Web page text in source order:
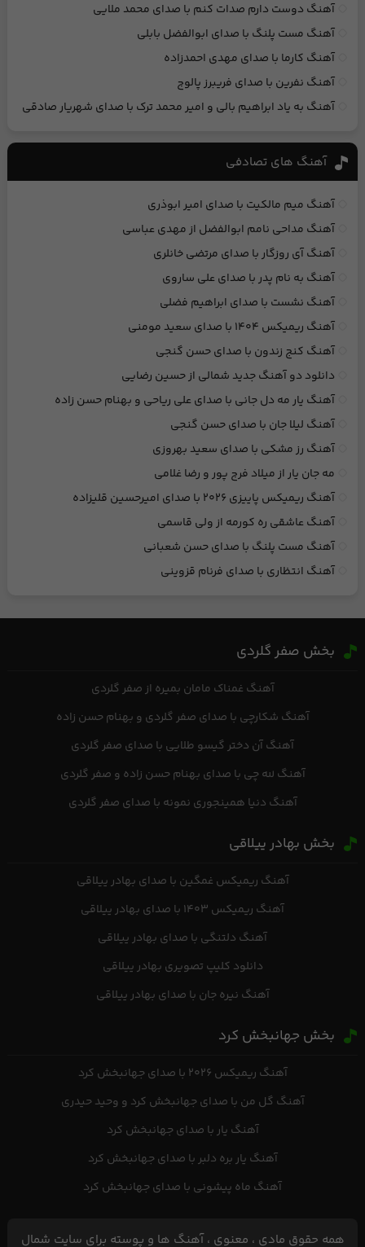
آهنگ دوست دارم صدات کنم با صدای محمد ملایی
آهنگ مست پلنگ با صدای ابوالفضل بابلی
آهنگ کارما با صدای مهدی احمدزاده
آهنگ نفرین با صدای فریبرز پالوج
آهنگ به یاد ابراهیم بالی و امیر محمد ترک با صدای شهریار صادقی
آهنگ های تصادفی
آهنگ میم‌ مالکیت با صدای امیر ابوذری
آهنگ مداحی نامم ابوالفضل از مهدی عباسی
آهنگ آی روزگار با صدای مرتضی خانلری
آهنگ به نام پدر با صدای علی ساروی
آهنگ نشست با صدای ابراهیم فضلی
آهنگ ریمیکس ۱۴۰۴ با صدای سعید مومنی
آهنگ کنج زندون با صدای حسن گنجی
دانلود دو آهنگ جدید شمالی از حسین رضایی
آهنگ یار مه دل جانی با صدای علی ریاحی و بهنام حسن زاده
آهنگ لیلا جان با صدای حسن گنجی
آهنگ رز مشکی با صدای سعید بهروزی
مه جان یار از میلاد فرج پور و رضا غلامی
آهنگ ریمیکس پاییزی ۲۰۲۶ با صدای امیرحسین قلیزاده
آهنگ عاشقی ره کورمه از ولی قاسمی
آهنگ مست پلنگ با صدای حسن شعبانی
آهنگ انتظاری با صدای فرنام قزوینی
بخش صفر گلردی
آهنگ غمناک مامان بمیره از صفر گلردی
آهنگ شکارچی با صدای صفر گلردی و بهنام حسن زاده
آهنگ آن دختر گیسو طلایی با صدای صفر گلردی
آهنگ لله چی با صدای بهنام حسن زاده و صفر گلردی
آهنگ دنیا همینجوری نمونه با صدای صفر گلردی
بخش بهادر ییلاقی
آهنگ ریمیکس غمگین با صدای بهادر ییلاقی
آهنگ ریمیکس ۱۴۰۳ با صدای بهادر ییلاقی
آهنگ دلتنگی با صدای بهادر ییلاقی
دانلود کلیپ تصویری بهادر ییلاقی
آهنگ نیره جان با صدای بهادر ییلاقی
بخش جهانبخش کرد
آهنگ ریمیکس ۲۰۲۶ با صدای جهانبخش کرد
آهنگ گل من با صدای جهانبخش کرد و وحید حیدری
آهنگ یار با صدای جهانبخش کرد
آهنگ یار‌ بره دلبر با صدای جهانبخش کرد
آهنگ ماه پیشونی با صدای جهانبخش کرد
همه حقوق مادی ، معنوی ، آهنگ ها و پوسته برای سایت شمال